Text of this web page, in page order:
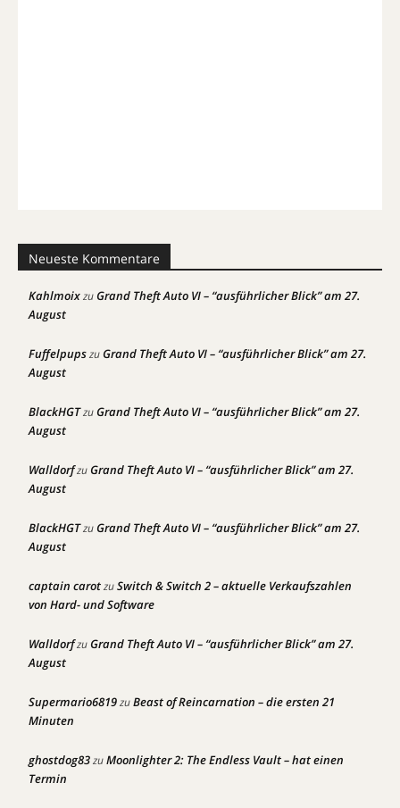
Neueste Kommentare
KahlmoixzuGrand Theft Auto VI – “ausführlicher Blick” am 27.
August
FuffelpupszuGrand Theft Auto VI – “ausführlicher Blick” am 27.
August
BlackHGTzuGrand Theft Auto VI – “ausführlicher Blick” am 27.
August
WalldorfzuGrand Theft Auto VI – “ausführlicher Blick” am 27.
August
BlackHGTzuGrand Theft Auto VI – “ausführlicher Blick” am 27.
August
captain carotzuSwitch & Switch 2 – aktuelle Verkaufszahlen
von Hard- und Software
WalldorfzuGrand Theft Auto VI – “ausführlicher Blick” am 27.
August
Supermario6819zuBeast of Reincarnation – die ersten 21
Minuten
ghostdog83zuMoonlighter 2: The Endless Vault – hat einen
Termin